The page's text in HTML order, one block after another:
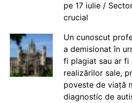
pe 17 iulie /
crucial
Un cunoscut
a demisionat în
fi plagiat sau ar fi
realizărilor sale,
poveste de viață
diagnostic de